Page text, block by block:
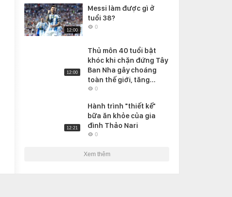
12:00
Messi làm được gì ở
tuổi 38?
0
12:00
Thủ môn 40 tuổi bật
khóc khi chặn đứng Tây
Ban Nha gây choáng
toàn thế giới, tăng...
0
12:21
Hành trình "thiết kế"
bữa ăn khỏe của gia
đình Thảo Nari
0
Xem thêm